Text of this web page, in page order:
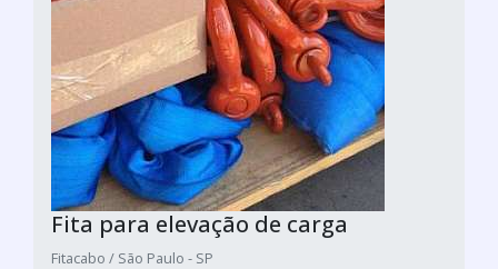
Fita para elevação de carga
Fitacabo / São Paulo - SP